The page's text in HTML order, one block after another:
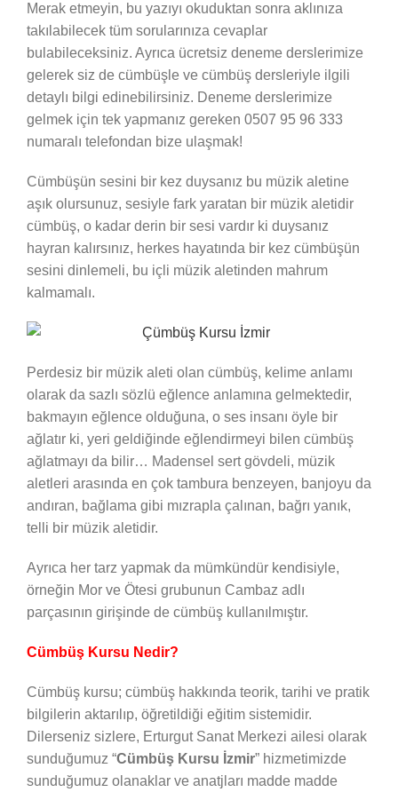
Merak etmeyin, bu yazıyı okuduktan sonra aklınıza
takılabilecek tüm sorularınıza cevaplar
bulabileceksiniz. Ayrıca ücretsiz deneme derslerimize
gelerek siz de cümbüşle ve cümbüş dersleriyle ilgili
detaylı bilgi edinebilirsiniz. Deneme derslerimize
gelmek için tek yapmanız gereken 0507 95 96 333
numaralı telefondan bize ulaşmak!
Cümbüşün sesini bir kez duysanız bu müzik aletine
aşık olursunuz, sesiyle fark yaratan bir müzik aletidir
cümbüş, o kadar derin bir sesi vardır ki duysanız
hayran kalırsınız, herkes hayatında bir kez cümbüşün
sesini dinlemeli, bu içli müzik aletinden mahrum
kalmamalı.
Perdesiz bir müzik aleti olan cümbüş, kelime anlamı
olarak da sazlı sözlü eğlence anlamına gelmektedir,
bakmayın eğlence olduğuna, o ses insanı öyle bir
ağlatır ki, yeri geldiğinde eğlendirmeyi bilen cümbüş
ağlatmayı da bilir… Madensel sert gövdeli, müzik
aletleri arasında en çok tambura benzeyen, banjoyu da
andıran, bağlama gibi mızrapla çalınan, bağrı yanık,
telli bir müzik aletidir.
Ayrıca her tarz yapmak da mümkündür kendisiyle,
örneğin Mor ve Ötesi grubunun Cambaz adlı
parçasının girişinde de cümbüş kullanılmıştır.
Cümbüş Kursu Nedir?
Cümbüş kursu; cümbüş hakkında teorik, tarihi ve pratik
bilgilerin aktarılıp, öğretildiği eğitim sistemidir.
Dilerseniz sizlere, Erturgut Sanat Merkezi ailesi olarak
sunduğumuz “Cümbüş Kursu İzmir” hizmetimizde
sunduğumuz olanaklar ve anatjları madde madde